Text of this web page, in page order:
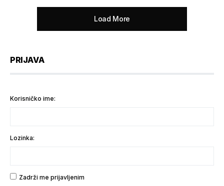
Load More
PRIJAVA
Korisničko ime:
Lozinka:
Zadrži me prijavljenim